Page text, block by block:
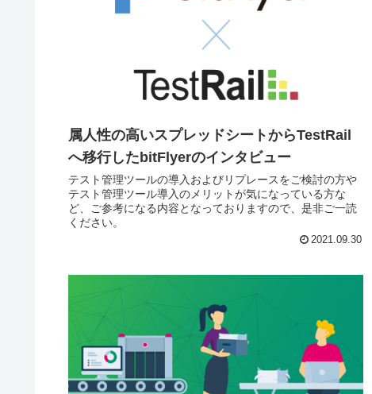
属人性の高いスプレッドシートからTestRail
へ移行したbitFlyerのインタビュー
テスト管理ツールの導入およびリプレースをご検討の方や
テスト管理ツール導入のメリットが気になっている方な
ど、ご参考になる内容となっておりますので、是非ご一読
ください。
2021.09.30